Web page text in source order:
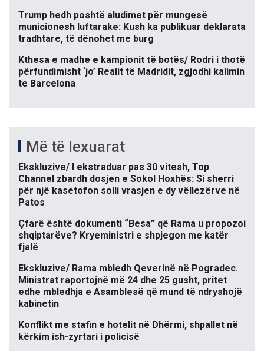
Trump hedh poshtë aludimet për mungesë
municionesh luftarake: Kush ka publikuar deklarata
tradhtare, të dënohet me burg
Kthesa e madhe e kampionit të botës/ Rodri i thotë
përfundimisht ‘jo’ Realit të Madridit, zgjodhi kalimin
te Barcelona
Më të lexuarat
Ekskluzive/ I ekstraduar pas 30 vitesh, Top
Channel zbardh dosjen e Sokol Hoxhës: Si sherri
për një kasetofon solli vrasjen e dy vëllezërve në
Patos
Çfarë është dokumenti “Besa” që Rama u propozoi
shqiptarëve? Kryeministri e shpjegon me katër
fjalë
Ekskluzive/ Rama mbledh Qeverinë në Pogradec.
Ministrat raportojnë më 24 dhe 25 gusht, pritet
edhe mbledhja e Asamblesë që mund të ndryshojë
kabinetin
Konflikt me stafin e hotelit në Dhërmi, shpallet në
kërkim ish-zyrtari i policisë